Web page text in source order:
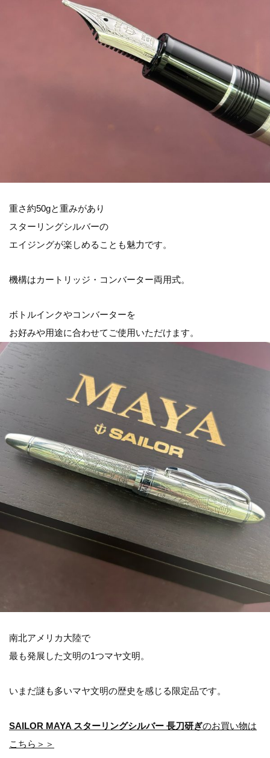
重さ約50gと重みがあり
スターリングシルバーの
エイジングが楽しめることも魅力です。
機構はカートリッジ・コンバーター両用式。
ボトルインクやコンバーターを
お好みや用途に合わせてご使用いただけます。
南北アメリカ大陸で
最も発展した文明の1つマヤ文明。
いまだ謎も多いマヤ文明の歴史を感じる限定品です。
SAILOR MAYA スターリングシルバー 長刀研ぎのお買い物は
こちら＞＞